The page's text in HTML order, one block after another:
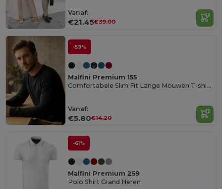
Vanaf:
€21.45€39.00
-59%
Malfini Premium 155
Comfortabele Slim Fit Lange Mouwen T-shirt Heren
Vanaf:
€5.80€14.20
-61%
Malfini Premium 259
Polo Shirt Grand Heren